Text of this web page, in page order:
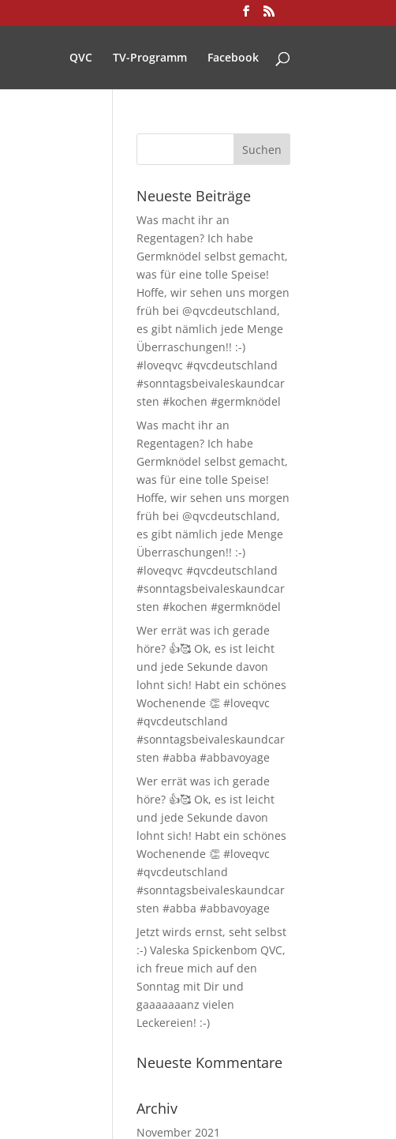
QVC TV-Programm Facebook
Neueste Beiträge
Was macht ihr an
Regentagen? Ich habe
Germknödel selbst gemacht,
was für eine tolle Speise!
Hoffe, wir sehen uns morgen
früh bei @qvcdeutschland,
es gibt nämlich jede Menge
Überraschungen!! :-)
#loveqvc #qvcdeutschland
#sonntagsbeivaleskaundcar
sten #kochen #germknödel
Was macht ihr an
Regentagen? Ich habe
Germknödel selbst gemacht,
was für eine tolle Speise!
Hoffe, wir sehen uns morgen
früh bei @qvcdeutschland,
es gibt nämlich jede Menge
Überraschungen!! :-)
#loveqvc #qvcdeutschland
#sonntagsbeivaleskaundcar
sten #kochen #germknödel
Wer errät was ich gerade
höre? 👍🥰 Ok, es ist leicht
und jede Sekunde davon
lohnt sich! Habt ein schönes
Wochenende 👏 #loveqvc
#qvcdeutschland
#sonntagsbeivaleskaundcar
sten #abba #abbavoyage
Wer errät was ich gerade
höre? 👍🥰 Ok, es ist leicht
und jede Sekunde davon
lohnt sich! Habt ein schönes
Wochenende 👏 #loveqvc
#qvcdeutschland
#sonntagsbeivaleskaundcar
sten #abba #abbavoyage
Jetzt wirds ernst, seht selbst
:-) Valeska Spickenbom QVC,
ich freue mich auf den
Sonntag mit Dir und
gaaaaaaanz vielen
Leckereien! :-)
Neueste Kommentare
Archiv
November 2021